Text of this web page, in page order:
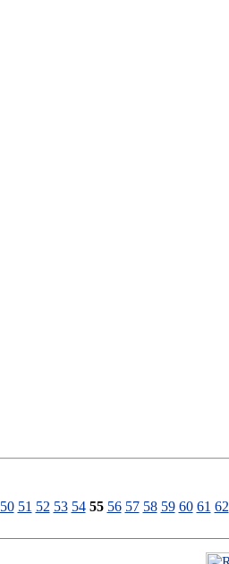
50 51 52 53 54 55 56 57 58 59 60 61 62